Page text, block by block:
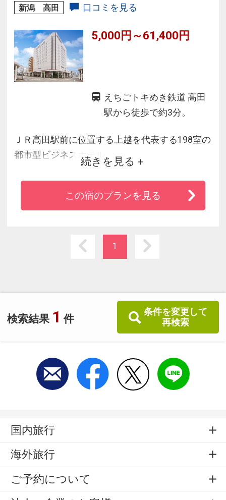
検索結果 1 件
条件を変更して
再検索
新潟 高田 口コミを見る
5,000円～61,400円
えちごトキめき鉄道 高田
駅から徒歩で約3分。
ＪＲ高田駅前に位置する上越を代表する198室の
都市型ビジネスホテル。
全室シャワートイレ、無料Wi-Fi完備。
館内には、チャペル結婚式場、宴会場（コンベ
ンションホール）のほか、
続きを見る
この宿のプランを見る
1
国内旅行
海外旅行
ご予約について